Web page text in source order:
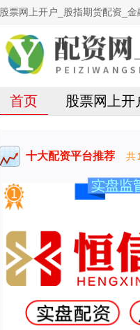
股票网上开户_股指期货配资_金
首页 股票网上开
十大配资平台推荐 共